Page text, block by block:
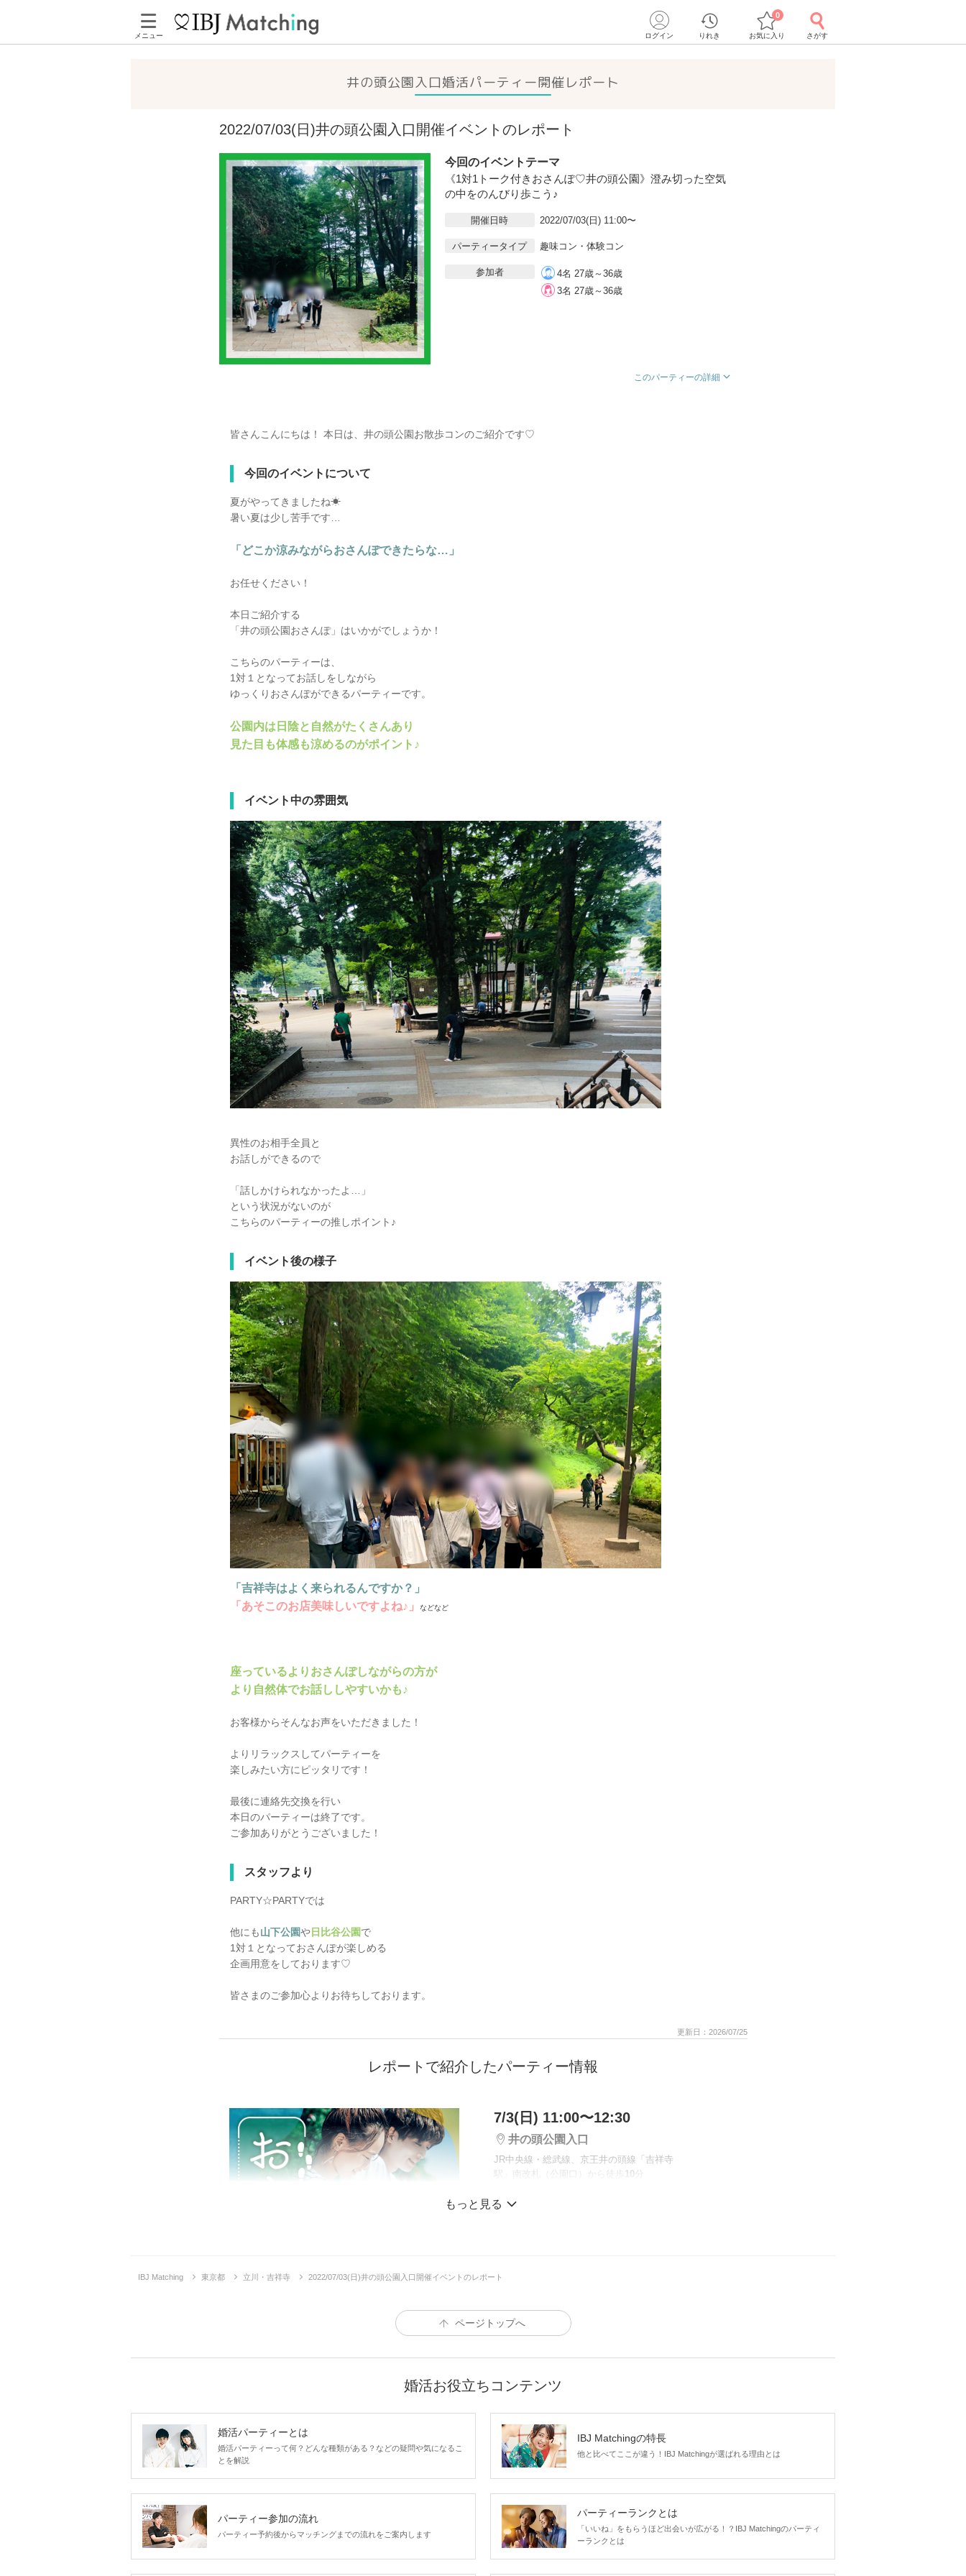
メニュー ログイン りれき お気に入り
0
さがす
井の頭公園入口婚活パーティー開催レポート
2022/07/03(日)井の頭公園入口開催イベントのレポート
今回のイベントテーマ
《1対1トーク付きおさんぽ♡井の頭公園》澄み切った空気
の中をのんびり歩こう♪
開催日時 2022/07/03(日) 11:00〜
パーティータイプ 趣味コン・体験コン
参加者
4名 27歳～36歳
3名 27歳～36歳
このパーティーの詳細
皆さんこんにちは！ 本日は、井の頭公園お散歩コンのご紹介です♡
今回のイベントについて
夏がやってきましたね☀
暑い夏は少し苦手です…
「どこか涼みながらおさんぽできたらな…」
お任せください！
本日ご紹介する
「井の頭公園おさんぽ」はいかがでしょうか！
こちらのパーティーは、
1対１となってお話しをしながら
ゆっくりおさんぽができるパーティーです。
公園内は日陰と自然がたくさんあり
見た目も体感も涼めるのがポイント♪
イベント中の雰囲気
異性のお相手全員と
お話しができるので
「話しかけられなかったよ…」
という状況がないのが
こちらのパーティーの推しポイント♪
イベント後の様子
「吉祥寺はよく来られるんですか？」
「あそこのお店美味しいですよね♪」
などなど
座っているよりおさんぽしながらの方が
より自然体でお話ししやすいかも♪
お客様からそんなお声をいただきました！
よりリラックスしてパーティーを
楽しみたい方にピッタリです！
最後に連絡先交換を行い
本日のパーティーは終了です。
ご参加ありがとうございました！
スタッフより
PARTY☆PARTYでは
他にも山下公園や日比谷公園で
1対１となっておさんぽが楽しめる
企画用意をしております♡
皆さまのご参加心よりお待ちしております。
更新日：2026/07/25
レポートで紹介したパーティー情報
7/3(日) 11:00〜12:30
井の頭公園入口
JR中央線・総武線、京王井の頭線「吉祥寺
駅」南改札（公園口）から徒歩 10 分
《1対1トーク付きおさんぽ♡井
歩こう♪
ペアでおさんぽ 全員と1対1で話せる♪
男性 1対1でお話したい方
女性
27歳～36歳
1対1でお話したい方
企画詳細
もっと見る
IBJ Matching 東京都 立川・吉祥寺 2022/07/03(日)井の頭公園入口開催イベントのレポート
ページトップへ
婚活お役立ちコンテンツ
婚活パーティーとは
婚活パーティーって何？どんな種類がある？などの疑問や気になるこ
とを解説
IBJ Matchingの特長
他と比べてここが違う！IBJ Matchingが選ばれる理由とは
パーティー参加の流れ
パーティー予約後からマッチングまでの流れをご案内します
パーティーランクとは
「いいね」をもらうほど出会いが広がる！？IBJ Matchingのパーティ
ーランクとは